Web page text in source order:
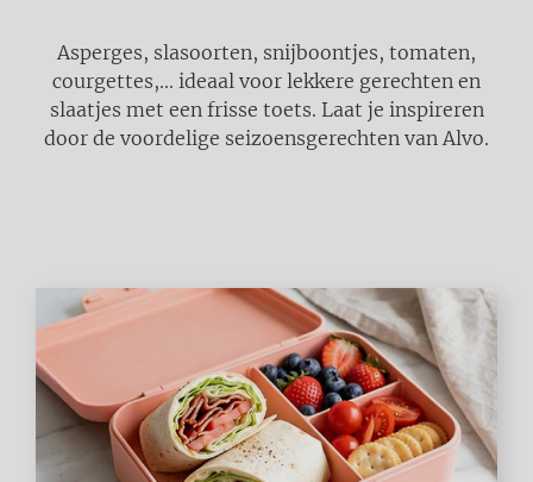
Asperges, slasoorten, snijboontjes, tomaten,
courgettes,... ideaal voor lekkere gerechten en
slaatjes met een frisse toets. Laat je inspireren
door de voordelige seizoensgerechten van Alvo.